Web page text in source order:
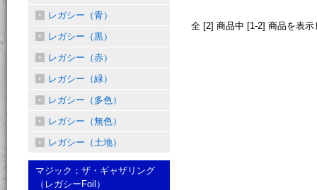
全 [2] 商品中 [1-2] 商品を表示
レガシー（青）
レガシー（黒）
レガシー（赤）
レガシー（緑）
レガシー（多色）
レガシー（無色）
レガシー（土地）
マジック：ザ・ギャザリング
（レガシーFoil）